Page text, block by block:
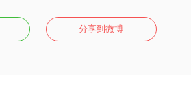
分享到微博